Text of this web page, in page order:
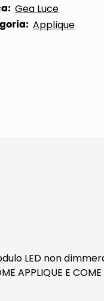
Gea Luce
Applique
LED non
APPLIQUE E